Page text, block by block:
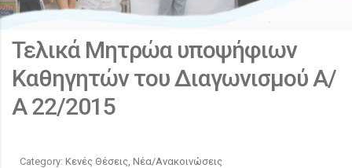
Τελικά Μητρώα υποψήφιων
Καθηγητών του Διαγωνισμού Α/
Α 22/2015
Category: Κενές Θέσεις, Νέα/Ανακοινώσεις